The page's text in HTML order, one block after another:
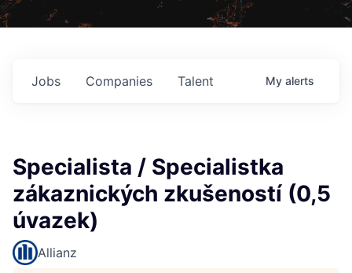
Jobs Companies Talent My alerts
Specialista / Specialistka
zákaznických zkušeností (0,5
úvazek)
Allianz